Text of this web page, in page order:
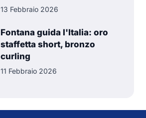
13 Febbraio 2026
Fontana guida l'Italia: oro
staffetta short, bronzo
curling
11 Febbraio 2026